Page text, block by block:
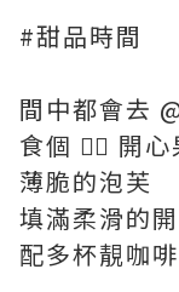
#甜品時間
間中都會去
食個 👉🏻 開
薄脆的泡芙
填滿柔滑的
配多杯靚咖